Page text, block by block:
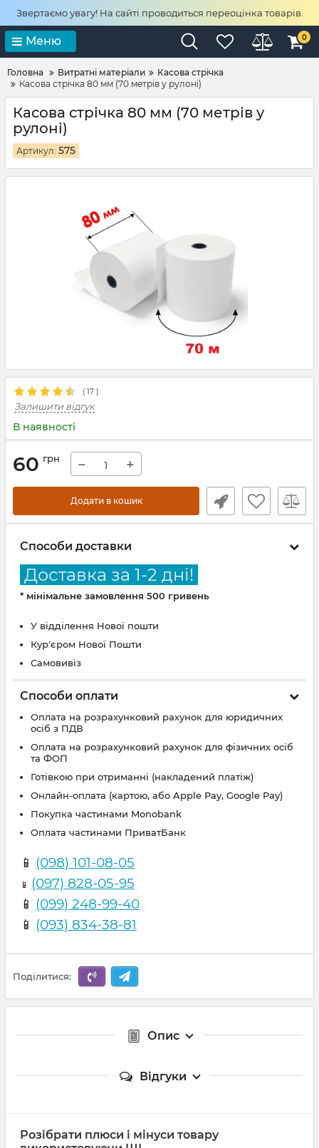
Звертаємо увагу! На сайті проводиться переоцінка товарів.
Меню 0
Головна Витратні матеріали
Касова стрічка
Касова стрічка 80 мм (70 метрів у рулоні)
Касова стрічка 80 мм (70 метрів у
рулоні)
Артикул: 575
( 17 )
Залишити відгук
В наявності
60 грн − +
Додати в кошик
Способи доставки
Доставка за 1-2 дні!
* мінімальне замовлення 500 гривень
У відділення Нової пошти
Кур'єром Нової Пошти
Самовивіз
Способи оплати
Оплата на розрахунковий рахунок для юридичних
осіб з ПДВ
Оплата на розрахунковий рахунок для фізичних осіб
та ФОП
Готівкою при отриманні (накладений платіж)
Онлайн-оплата (картою, або Apple Pay, Google Pay)
Покупка частинами Monobank
Оплата частинами ПриватБанк
📱 (098) 101-08-05
📱 (097) 828-05-95
📱 (099) 248-99-40
📱 (093) 834-38-81
Поділитися:
Опис
Відгуки
Розібрати плюси і мінуси товару